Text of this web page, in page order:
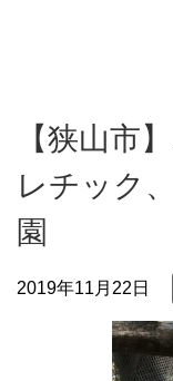
【狭山市
レチック
園
2019年11月22日